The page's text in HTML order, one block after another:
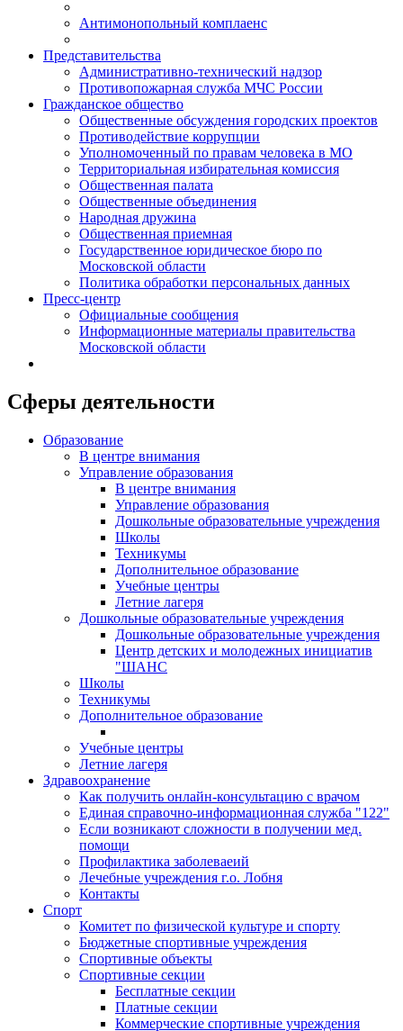
Антимонопольный комплаенс
Представительства
Административно-технический надзор
Противопожарная служба МЧС России
Гражданское общество
Общественные обсуждения городских проектов
Противодействие коррупции
Уполномоченный по правам человека в МО
Территориальная избирательная комиссия
Общественная палата
Общественные объединения
Народная дружина
Общественная приемная
Государственное юридическое бюро по
Московской области
Политика обработки персональных данных
Пресс-центр
Официальные сообщения
Информационные материалы правительства
Московской области
Сферы деятельности
Образование
В центре внимания
Управление образования
В центре внимания
Управление образования
Дошкольные образовательные учреждения
Школы
Техникумы
Дополнительное образование
Учебные центры
Летние лагеря
Дошкольные образовательные учреждения
Дошкольные образовательные учреждения
Центр детских и молодежных инициатив
"ШАНС
Школы
Техникумы
Дополнительное образование
Учебные центры
Летние лагеря
Здравоохранение
Как получить онлайн-консультацию с врачом
Единая справочно-информационная служба "122"
Если возникают сложности в получении мед.
помощи
Профилактика заболеваеий
Лечебные учреждения г.о. Лобня
Контакты
Спорт
Комитет по физической культуре и спорту
Бюджетные спортивные учреждения
Спортивные объекты
Спортивные секции
Бесплатные секции
Платные секции
Коммерческие спортивные учреждения